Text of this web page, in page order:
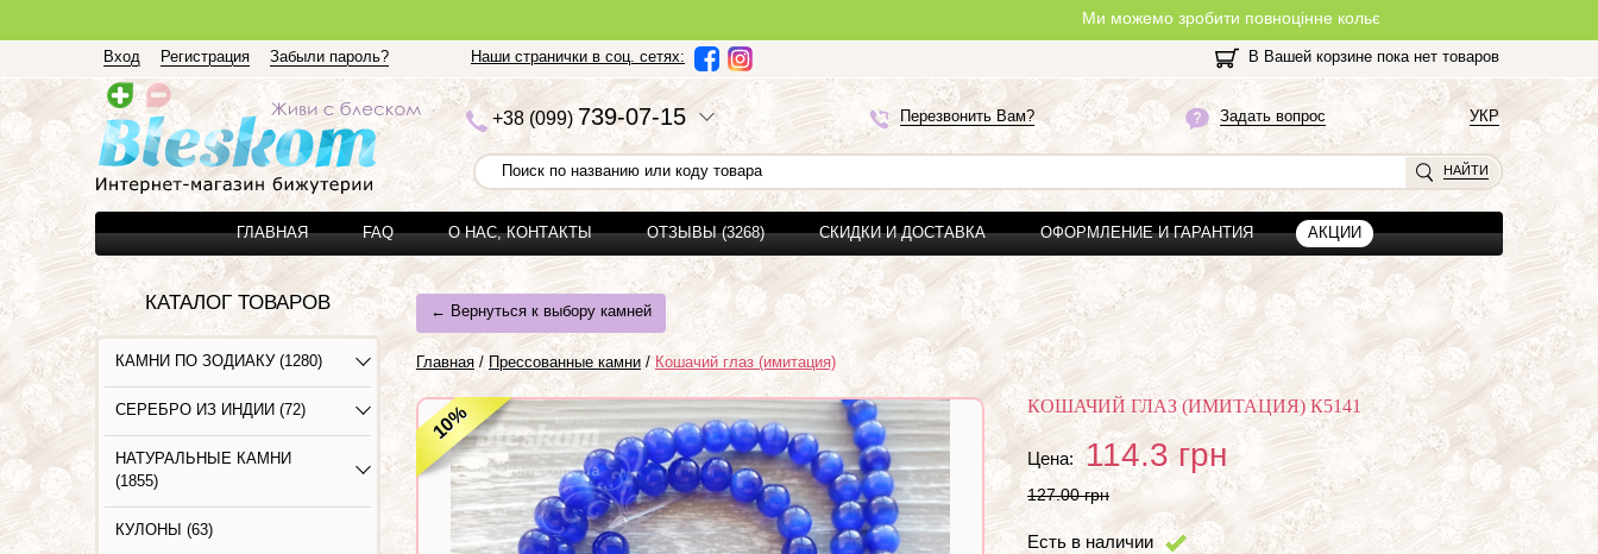
Ми можемо зробити повноцінне кольє, із замочком, з будь-якої нитки, яку
Вход Регистрация Забыли пароль? Наши странички в соц. сетях: В Вашей корзине пока нет товаров
+38 (099)739-07-15 Задать вопрос
Перезвонить Вам? УКР
НАЙТИ
ГЛАВНАЯ FAQ О НАС, КОНТАКТЫ ОТЗЫВЫ (3268) СКИДКИ И ДОСТАВКА ОФОРМЛЕНИЕ И ГАРАНТИЯ АКЦИИ
КАТАЛОГ ТОВАРОВ
КАМНИ ПО ЗОДИАКУ (1280)
СЕРЕБРО ИЗ ИНДИИ (72)
НАТУРАЛЬНЫЕ КАМНИ
(1855)
КУЛОНЫ (63)
← Вернуться к выбору камней
Главная / Прессованные камни / Кошачий глаз (имитация)
10% КОШАЧИЙ ГЛАЗ (ИМИТАЦИЯ) К5141
Цена: 114.3 грн
127.00 грн
Есть в наличии